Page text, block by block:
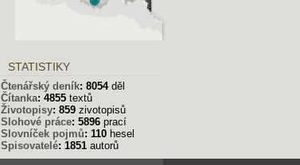
STATISTIKY
Čtenářský deník: 8054děl
Čítanka: 4855 textů
Životopisy: 859 zivotopisů
Slohové práce: 5896 prací
Slovníček pojmů: 110 hesel
Spisovatelé: 1851 autorů